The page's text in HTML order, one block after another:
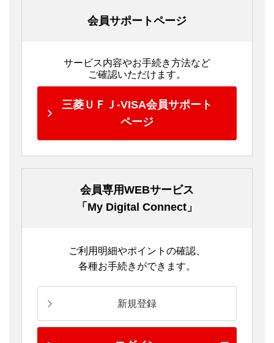
会員サポートページ
サービス内容やお手続き方法など
ご確認いただけます。
三菱ＵＦＪ-VISA会員サポート
ページ
会員専用WEBサービス
「My Digital Connect」
ご利用明細やポイントの確認、
各種お手続きができます。
新規登録